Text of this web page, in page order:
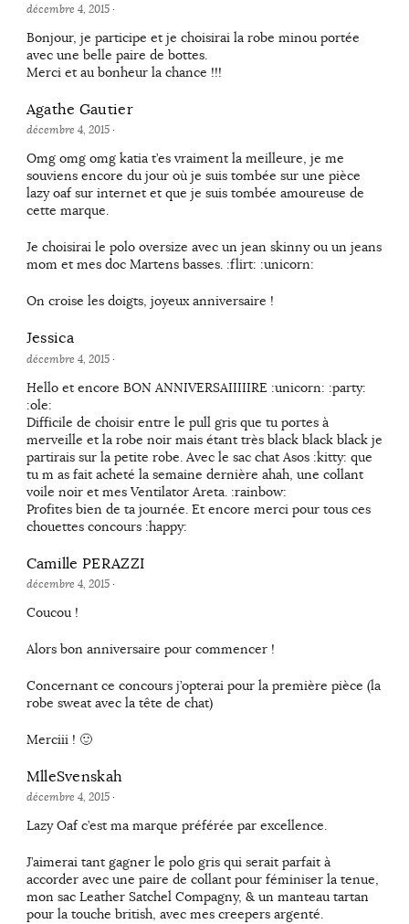
décembre 4, 2015·
Bonjour, je participe et je choisirai la robe minou portée
avec une belle paire de bottes.
Merci et au bonheur la chance !!!
Agathe Gautier
décembre 4, 2015·
Omg omg omg katia t’es vraiment la meilleure, je me
souviens encore du jour où je suis tombée sur une pièce
lazy oaf sur internet et que je suis tombée amoureuse de
cette marque.
Je choisirai le polo oversize avec un jean skinny ou un jeans
mom et mes doc Martens basses. :flirt: :unicorn:
On croise les doigts, joyeux anniversaire !
Jessica
décembre 4, 2015·
Hello et encore BON ANNIVERSAIIIIIRE :unicorn: :party:
:ole:
Difficile de choisir entre le pull gris que tu portes à
merveille et la robe noir mais étant très black black black je
partirais sur la petite robe. Avec le sac chat Asos :kitty: que
tu m as fait acheté la semaine dernière ahah, une collant
voile noir et mes Ventilator Areta. :rainbow:
Profites bien de ta journée. Et encore merci pour tous ces
chouettes concours :happy:
Camille PERAZZI
décembre 4, 2015·
Coucou !
Alors bon anniversaire pour commencer !
Concernant ce concours j’opterai pour la première pièce (la
robe sweat avec la tête de chat)
Merciii ! 🙂
MlleSvenskah
décembre 4, 2015·
Lazy Oaf c’est ma marque préférée par excellence.
J’aimerai tant gagner le polo gris qui serait parfait à
accorder avec une paire de collant pour féminiser la tenue,
mon sac Leather Satchel Compagny, & un manteau tartan
pour la touche british, avec mes creepers argenté.